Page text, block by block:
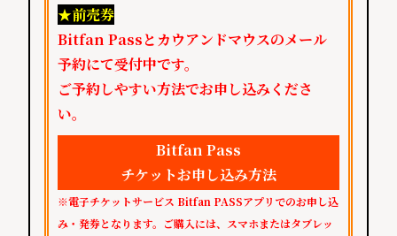
★前売券
Bitfan Passとカウアンドマウスのメール
予約にて受付中です。
ご予約しやすい方法でお申し込みくださ
い。
Bitfan Pass
チケットお申し込み方法
※電子チケットサービス Bitfan PASSアプリでのお申し込
み・発券となります。ご購入には、スマホまたはタブレッ